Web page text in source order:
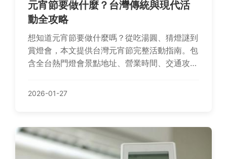
元宵節要做什麼？台灣傳統與現代活
動全攻略
想知道元宵節要做什麼嗎？從吃湯圓、猜燈謎到
賞燈會，本文提供台灣元宵節完整活動指南。包
含全台熱門燈會景點地址、營業時間、交通攻
日體驗，解決活動選擇困擾。
2026-01-27